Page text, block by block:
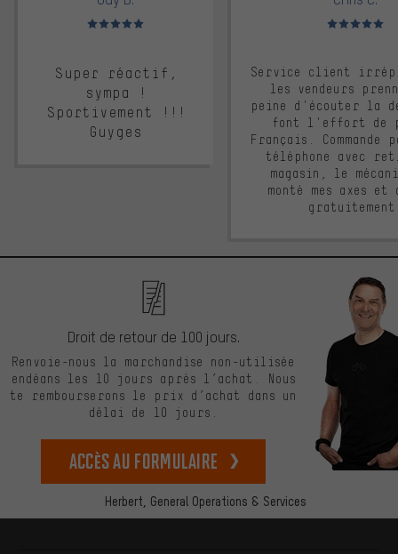
Note moyenne : 5 sur 5
Super réactif,
sympa !
Sportivement !!!
Guyges
Note moyenne :
Service client
les vendeurs
peine d'écouter la
font l'effort de
Français. Commande
téléphone avec
magasin, le
monté mes axes et
Herbert, General Operations & Services
Droit de retour de 100 jours.
Renvoie-nous la marchandise non-utilisée
endéans les 10 jours après l’achat. Nous
te rembourserons le prix d’achat dans un
délai de 10 jours.
Accès au formulaire